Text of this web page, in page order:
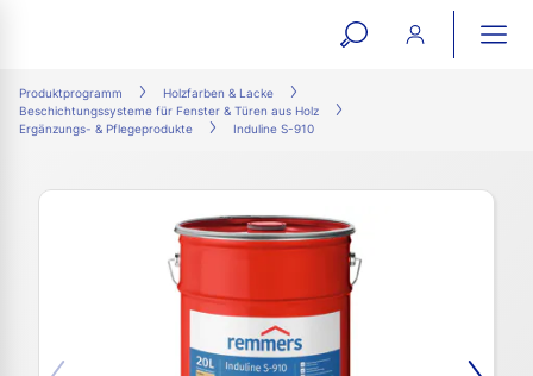
open
Produktprogramm
Holzfarben & Lacke
Beschichtungssysteme für Fenster & Türen aus Holz
Ergänzungs- & Pflegeprodukte
Induline S-910